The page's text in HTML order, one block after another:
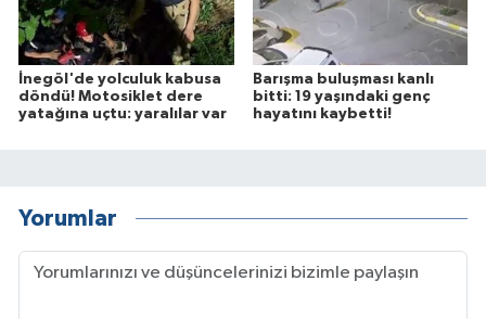
İnegöl'de yolculuk kabusa
döndü! Motosiklet dere
yatağına uçtu: yaralılar var
Barışma buluşması kanlı
bitti: 19 yaşındaki genç
hayatını kaybetti!
Yorumlar